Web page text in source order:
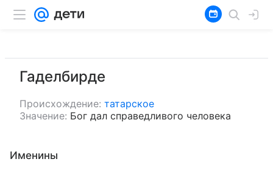
Гаделбирде
Происхождение: татарское
Значение: Бог дал справедливого человека
Именины